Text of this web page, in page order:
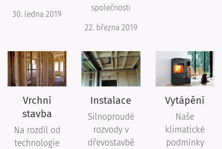
30. ledna 2019
společnosti
22. března 2019
Vrchní
stavba
Na rozdíl od
technologie
Instalace
Silnoproudé
rozvody v
dřevostavbě
Vytápění
Naše
klimatické
podmínky